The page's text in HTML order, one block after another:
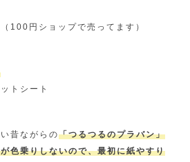
100円ショップで売ってます）
トシート
昔ながらの「つるつるのプラバン」
色乗りしないので、最初に紙やすり